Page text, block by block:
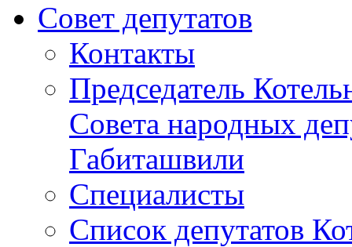
Совет депутатов
Контакты
Председатель
Совета народных
Габиташвили
Специалисты
Список депутатов